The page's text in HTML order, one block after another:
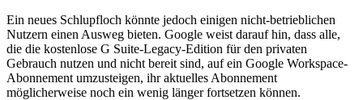
Ein neues Schlupfloch könnte jedoch einigen nicht-betrieblichen
Nutzern einen Ausweg bieten. Google weist darauf hin, dass alle,
die die kostenlose G Suite-Legacy-Edition für den privaten
Gebrauch nutzen und nicht bereit sind, auf ein Google Workspace-
Abonnement umzusteigen, ihr aktuelles Abonnement
möglicherweise noch ein wenig länger fortsetzen können.